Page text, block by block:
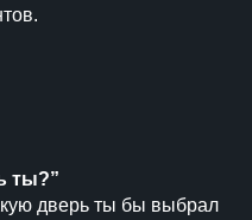
ты?”
дверь ты бы выбрал